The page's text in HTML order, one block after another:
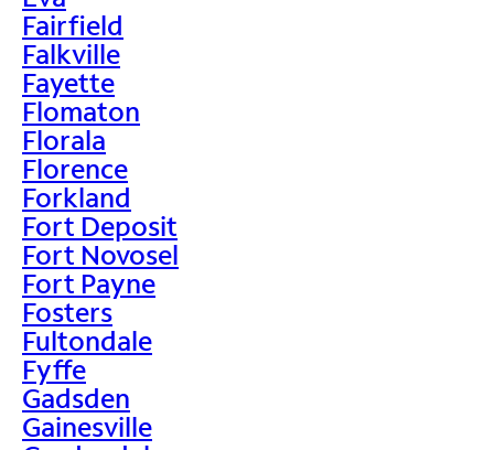
Fairfield
Falkville
Fayette
Flomaton
Florala
Florence
Forkland
Fort Deposit
Fort Novosel
Fort Payne
Fosters
Fultondale
Fyffe
Gadsden
Gainesville